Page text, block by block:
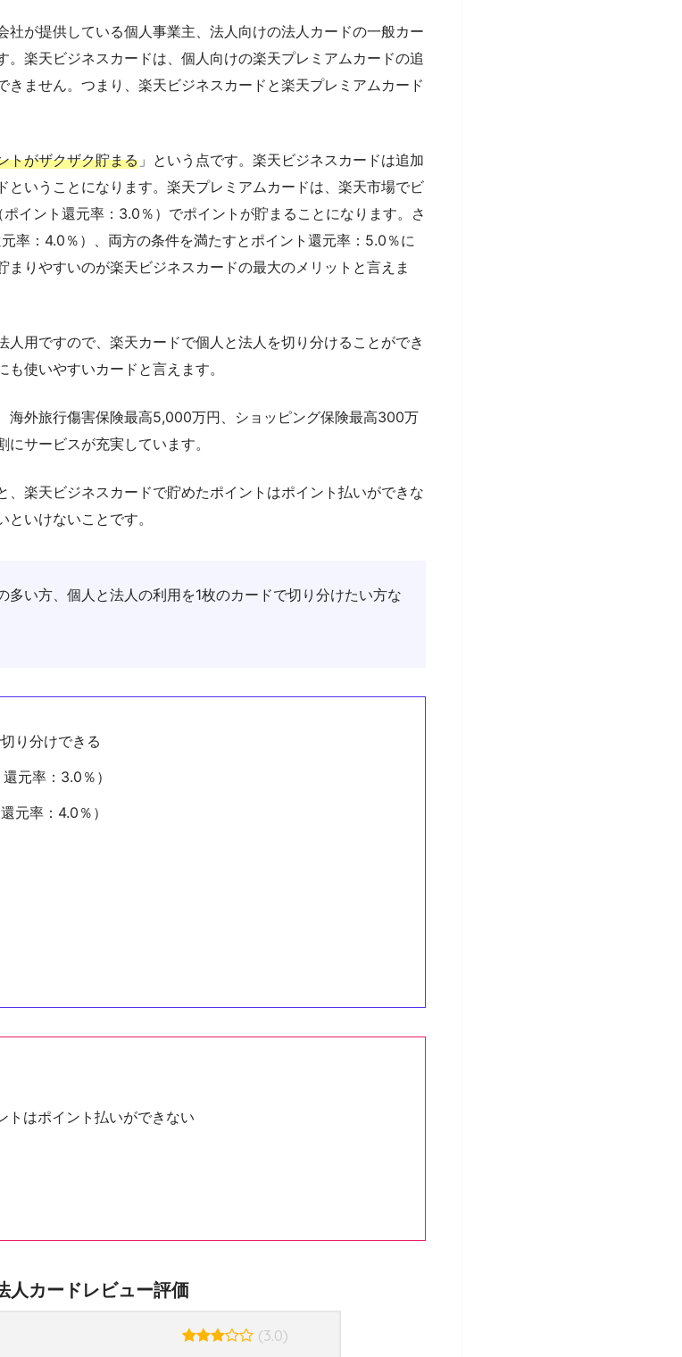
社が提供している個人事業主、法人向けの法人カードの一般カー
。楽天ビジネスカードは、個人向けの楽天プレミアムカードの追
きません。つまり、楽天ビジネスカードと楽天プレミアムカード
トがザクザク貯まる 」という点です。楽天ビジネスカードは追加
ということになります。楽天プレミアムカードは、楽天市場でビ
イント還元率：3.0％）でポイントが貯まることになります。さ
率：4.0％）、両方の条件を満たすとポイント還元率：5.0％に
まりやすいのが楽天ビジネスカードの最大のメリットと言えま
人用ですので、楽天カードで個人と法人を切り分けることができ
使いやすいカードと言えます。
海外旅行傷害保険最高5,000万円、ショッピング保険最高300万
サービスが充実しています。
、楽天ビジネスカードで貯めたポイントはポイント払いができな
いけないことです。
い方、個人と法人の利用を1枚のカードで切り分けたい方な
り分けできる
元率：3.0％）
元率：4.0％）
トはポイント払いができない
人カードレビュー評価
(3.0)